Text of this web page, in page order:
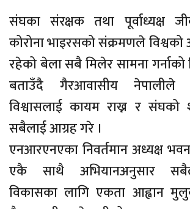
संघका संरक्षक तथा पूर्वाध्यक्ष
कोरोना भाइरसको संक्रमणले विश्वको
रहेको बेला सबै मिलेर सामना
बताउँदै गैरआवासीय
विश्वासलाई कायम राख्न र संघको
सबैलाई आग्रह गरे ।
एनआरएनएका निवर्तमान अध्यक्ष
एकै साथै अभियानअनुसार
विकासका लागि एकता आह्वान